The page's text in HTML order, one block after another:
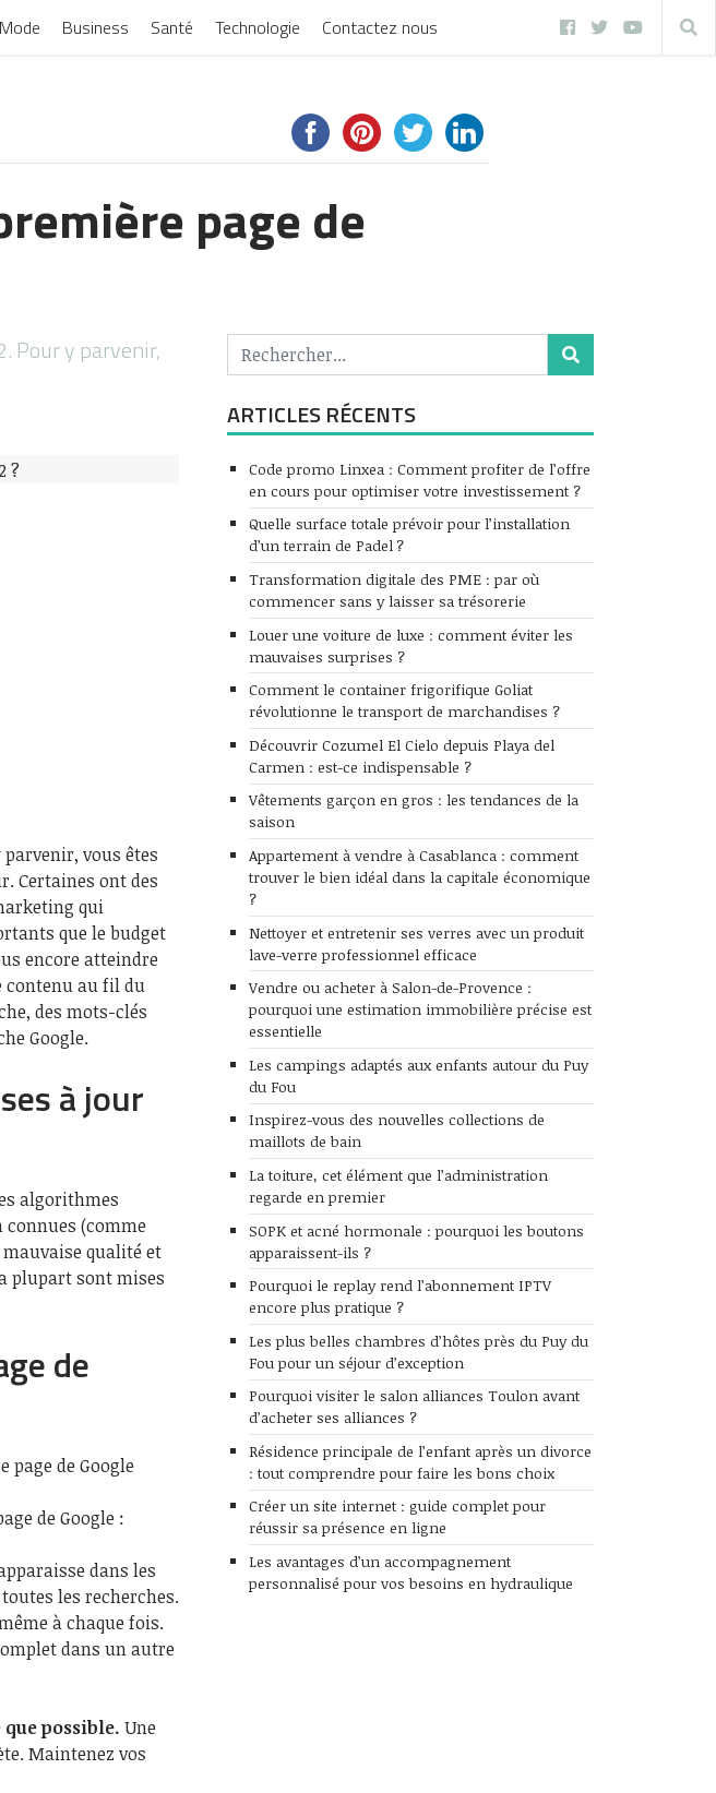
Business Santé Technologie Contactez nous
page de
Pour y parvenir,
parvenir, vous êtes
Certaines ont des
qui
que le budget
encore atteindre
contenu au fil du
des mots-clés
Google.
à jour
algorithmes
connues (comme
qualité et
plupart sont mises
de
page de Google
de Google :
dans les
les recherches.
à chaque fois.
dans un autre
possible. Une
Maintenez vos
ARTICLES RÉCENTS
Code promo Linxea : Comment profiter de l’offre
en cours pour optimiser votre investissement ?
Quelle surface totale prévoir pour l’installation
d’un terrain de Padel ?
Transformation digitale des PME : par où
commencer sans y laisser sa trésorerie
Louer une voiture de luxe : comment éviter les
mauvaises surprises ?
Comment le container frigorifique Goliat
révolutionne le transport de marchandises ?
Découvrir Cozumel El Cielo depuis Playa del
Carmen : est-ce indispensable ?
Vêtements garçon en gros : les tendances de la
saison
Appartement à vendre à Casablanca : comment
trouver le bien idéal dans la capitale économique
?
Nettoyer et entretenir ses verres avec un produit
lave-verre professionnel efficace
Vendre ou acheter à Salon-de-Provence :
pourquoi une estimation immobilière précise est
essentielle
Les campings adaptés aux enfants autour du Puy
du Fou
Inspirez-vous des nouvelles collections de
maillots de bain
La toiture, cet élément que l’administration
regarde en premier
SOPK et acné hormonale : pourquoi les boutons
apparaissent-ils ?
Pourquoi le replay rend l’abonnement IPTV
encore plus pratique ?
Les plus belles chambres d’hôtes près du Puy du
Fou pour un séjour d’exception
Pourquoi visiter le salon alliances Toulon avant
d’acheter ses alliances ?
Résidence principale de l’enfant après un divorce
: tout comprendre pour faire les bons choix
Créer un site internet : guide complet pour
réussir sa présence en ligne
Les avantages d’un accompagnement
personnalisé pour vos besoins en hydraulique